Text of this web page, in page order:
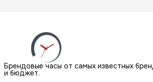
Брендовые часы от самых известных
и бюджет.